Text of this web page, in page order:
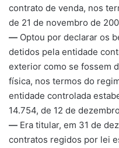
contrato de venda, nos
de 21 de novembro de
— Optou por declarar os
detidos pela entidade
exterior como se fossem
física, nos termos do
entidade controlada
14.754, de 12 de
— Era titular, em 31 de
contratos regidos por lei